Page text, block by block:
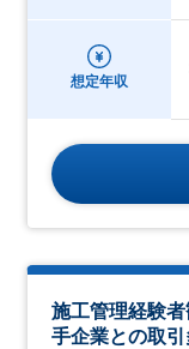
想定年収
施工管理経験
手企業との取